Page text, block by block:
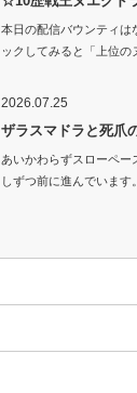
本日の配信バウンティは
ックしてみると「上位の
2026.07.25
ザラスマドラと死爪
あいかわらずスローペー
しずつ前に進んでいます